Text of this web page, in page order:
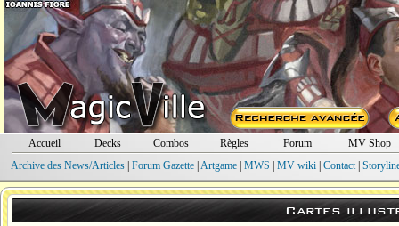
Accueil Decks Combos Règles Forum
MV Shop
Archive des News/Articles| Forum Gazette| Artgame| MWS MV wiki| Contact|
Cartes